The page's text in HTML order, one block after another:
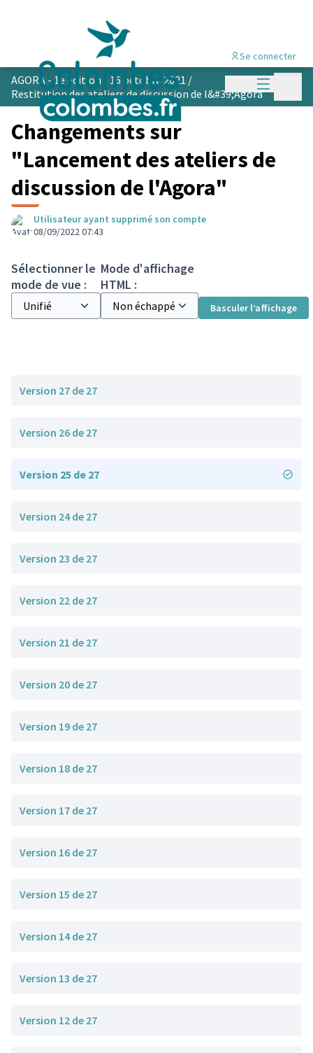
Menu
Se connecter
AGORA - 1e édition - 16 octobre 2021 /
Restitution des ateliers de discussion de l&#39;Agora
Changements sur
"Lancement des ateliers de
discussion de l'Agora"
Utilisateur ayant supprimé son compte
08/09/2022 07:43
Sélectionner le
mode de vue :
Mode d'affichage
HTML :
Basculer l’affichage
Version 27 de 27
Version 26 de 27
Version 25 de 27
Version 24 de 27
Version 23 de 27
Version 22 de 27
Version 21 de 27
Version 20 de 27
Version 19 de 27
Version 18 de 27
Version 17 de 27
Version 16 de 27
Version 15 de 27
Version 14 de 27
Version 13 de 27
Version 12 de 27